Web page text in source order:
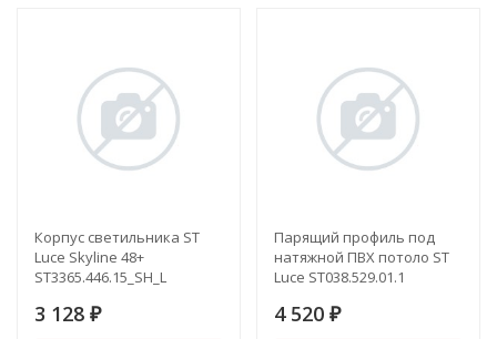
Корпус светильника ST
Luce Skyline 48+
ST3365.446.15_SH_L
3 128 ₽
Парящий профиль под
натяжной ПВХ потоло ST
Luce ST038.529.01.1
4 520 ₽